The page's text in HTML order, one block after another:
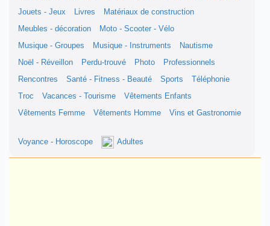
Jouets - Jeux
Livres
Matériaux de construction
Meubles - décoration
Moto - Scooter - Vélo
Musique - Groupes
Musique - Instruments
Nautisme
Noël - Réveillon
Perdu-trouvé Photo
Professionnels
Rencontres
Santé - Fitness - Beauté Sports
Téléphonie
Troc
Vacances - Tourisme
Vêtements Enfants
Vêtements Femme
Vêtements Homme Vins et Gastronomie
Voyance - Horoscope Adultes